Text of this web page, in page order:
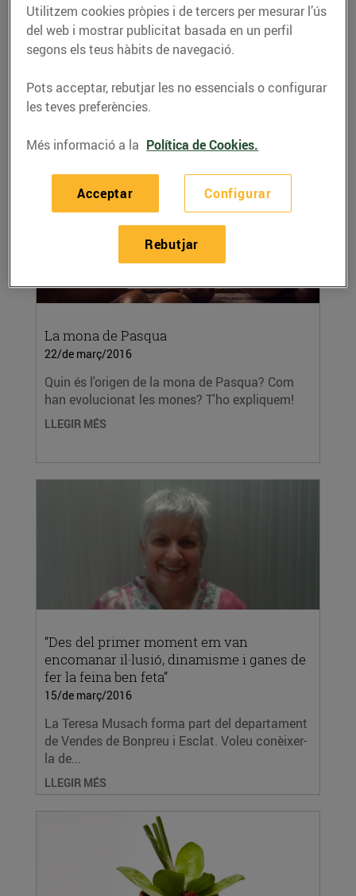
Bacallà al pil pil d'olives negres
23/de març/2016
aquesta recepta t'encantarà!
LLEGIR MÉS
La mona de Pasqua
22/de març/2016
Quin és l'origen de la mona de Pasqua? Com
han evolucionat les mones? T'ho expliquem!
LLEGIR MÉS
“Des del primer moment em van
encomanar il·lusió, dinamisme i ganes de
fer la feina ben feta”
15/de març/2016
La Teresa Musach forma part del departament
de Vendes de Bonpreu i Esclat. Voleu conèixer-
la de...
LLEGIR MÉS
Utilitzem cookies pròpies i de tercers per mesurar l’ús
del web i mostrar publicitat basada en un perfil
segons els teus hàbits de navegació.
Pots acceptar, rebutjar les no essencials o configurar
les teves preferències.
Més informació a la Política de Cookies.
Configurar
Rebutjar
Acceptar